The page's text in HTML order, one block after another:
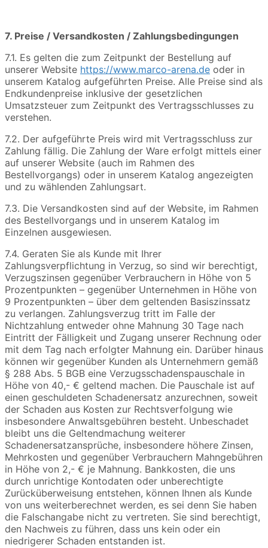
7. Preise / Versandkosten / Zahlungsbedingungen
7.1. Es gelten die zum Zeitpunkt der Bestellung auf
unserer Website https://www.marco-arena.de oder in
unserem Katalog aufgeführten Preise. Alle Preise sind als
Endkundenpreise inklusive der gesetzlichen
Umsatzsteuer zum Zeitpunkt des Vertragsschlusses zu
verstehen.
7.2. Der aufgeführte Preis wird mit Vertragsschluss zur
Zahlung fällig. Die Zahlung der Ware erfolgt mittels einer
auf unserer Website (auch im Rahmen des
Bestellvorgangs) oder in unserem Katalog angezeigten
und zu wählenden Zahlungsart.
7.3. Die Versandkosten sind auf der Website, im Rahmen
des Bestellvorgangs und in unserem Katalog im
Einzelnen ausgewiesen.
7.4. Geraten Sie als Kunde mit Ihrer
Zahlungsverpflichtung in Verzug, so sind wir berechtigt,
Verzugszinsen gegenüber Verbrauchern in Höhe von 5
Prozentpunkten – gegenüber Unternehmen in Höhe von
9 Prozentpunkten – über dem geltenden Basiszinssatz
zu verlangen. Zahlungsverzug tritt im Falle der
Nichtzahlung entweder ohne Mahnung 30 Tage nach
Eintritt der Fälligkeit und Zugang unserer Rechnung oder
mit dem Tag nach erfolgter Mahnung ein. Darüber hinaus
können wir gegenüber Kunden als Unternehmern gemäß
§ 288 Abs. 5 BGB eine Verzugsschadenspauschale in
Höhe von 40,- € geltend machen. Die Pauschale ist auf
einen geschuldeten Schadenersatz anzurechnen, soweit
der Schaden aus Kosten zur Rechtsverfolgung wie
insbesondere Anwaltsgebühren besteht. Unbeschadet
bleibt uns die Geltendmachung weiterer
Schadenersatzansprüche, insbesondere höhere Zinsen,
Mehrkosten und gegenüber Verbrauchern Mahngebühren
in Höhe von 2,- € je Mahnung. Bankkosten, die uns
durch unrichtige Kontodaten oder unberechtigte
Zurücküberweisung entstehen, können Ihnen als Kunde
von uns weiterberechnet werden, es sei denn Sie haben
die Falschangabe nicht zu vertreten. Sie sind berechtigt,
den Nachweis zu führen, dass uns kein oder ein
niedrigerer Schaden entstanden ist.